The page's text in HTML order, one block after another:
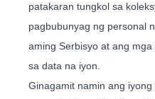
patakaran tungkol sa
pagbubunyag ng personal
aming Serbisyo at ang
sa data na iyon.
Ginagamit namin ang